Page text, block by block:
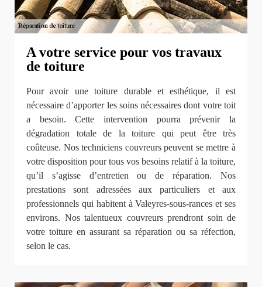
A votre service pour vos travaux
de toiture
Pour avoir une toiture durable et esthétique, il est
nécessaire d’apporter les soins nécessaires dont votre toit
a besoin. Cette intervention pourra prévenir la
dégradation totale de la toiture qui peut être très
coûteuse. Nos techniciens couvreurs peuvent se mettre à
votre disposition pour tous vos besoins relatif à la toiture,
qu’il s’agisse d’entretien ou de réparation. Nos
prestations sont adressées aux particuliers et aux
professionnels qui habitent à Valeyres-sous-rances et ses
environs. Nos talentueux couvreurs prendront soin de
votre toiture en assurant sa réparation ou sa réfection,
selon le cas.